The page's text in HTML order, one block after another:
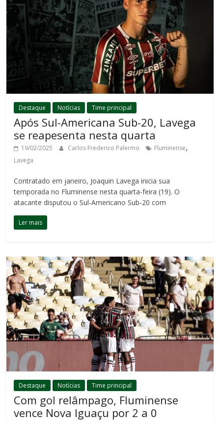
Destaque Notícias Time principal
Após Sul-Americana Sub-20, Lavega
se reapesenta nesta quarta
19/02/2025 Carlos Frederico Palermo Fluminense,
Lavega
Contratado em janeiro, Joaquin Lavega inicia sua
temporada no Fluminense nesta quarta-feira (19). O
atacante disputou o Sul-Americano Sub-20 com
Ler mais
Destaque Notícias Time principal
Com gol relâmpago, Fluminense
vence Nova Iguaçu por 2 a 0